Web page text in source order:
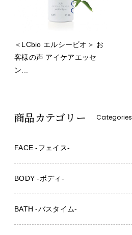
＜LCbio エルシービオ＞ お
客様の声 アイケアエッセ
ン...
商品カテゴリー Categories
FACE -フェイス-
BODY -ボディ-
BATH -バスタイム-